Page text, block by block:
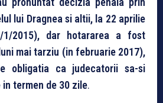
lui Dragnea si altii, la 22 aprilie
1/2015), dar hotararea a fost
mai tarziu (in februarie 2017),
obligatia ca judecatorii sa-si
termen de 30 zile.